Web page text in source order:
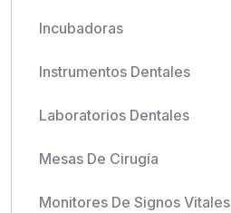
Incubadoras
Instrumentos Dentales
Laboratorios Dentales
Mesas De Cirugía
Monitores De Signos Vitales